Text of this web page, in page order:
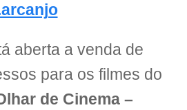
aberta a venda de
para os filmes do
de Cinema –